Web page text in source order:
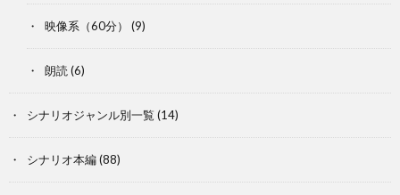
映像系（60分） (9)
朗読 (6)
シナリオジャンル別一覧 (14)
シナリオ本編(88)